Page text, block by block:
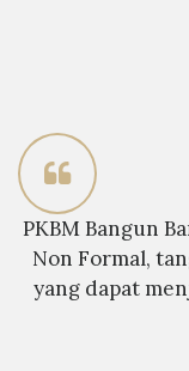
PKBM Bangun
Non Formal,
yang dapat